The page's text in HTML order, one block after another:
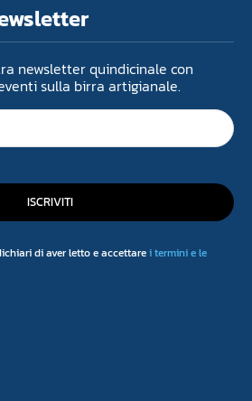
newsletter quindicinale con
sulla birra artigianale.
ISCRIVITI
di aver letto e accettarei termini e le